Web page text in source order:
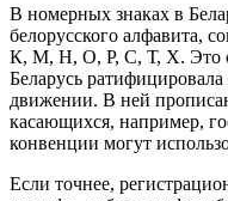
В номерных знаках в
белорусского алфавита,
К, М, Н, О, Р, С, Т, Х. Это
Беларусь
движении. В ней
касающихся, например,
конвенции могут
Если точнее,